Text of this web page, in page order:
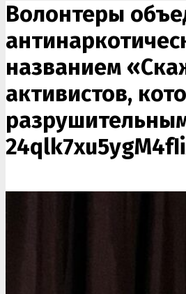
Волонтеры
названием
активистов,